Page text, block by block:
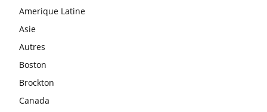
Amerique Latine
Asie
Autres
Boston
Brockton
Canada